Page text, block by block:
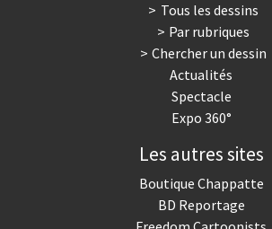
Tous les dessins
Par rubriques
Chercher un dessin
Actualités
Spectacle
Expo 360°
Les autres sites
Boutique Chappatte
BD Reportage